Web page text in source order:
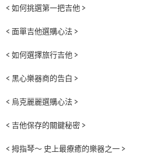
< 如何挑選第一把吉他 >
< 面單吉他選購心法 >
< 如何選擇旅行吉他 >
< 黑心樂器商的告白 >
< 烏克麗麗選購心法 >
< 吉他保存的關鍵秘密 >
< 拇指琴～ 史上最療癒的樂器之一 >